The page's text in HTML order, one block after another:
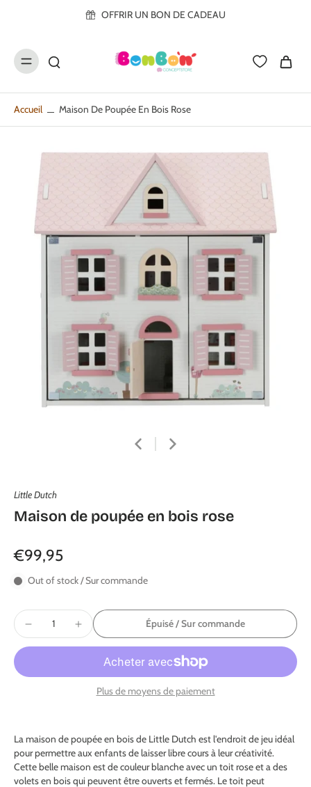
OFFRIR UN BON DE CADEAU
Accueil Maison De Poupée En Bois Rose
Little Dutch
Maison de poupée en bois rose
€99,95
Out of stock / Sur commande
Épuisé / Sur commande
Plus de moyens de paiement
La maison de poupée en bois de Little Dutch est l'endroit de jeu idéal
pour permettre aux enfants de laisser libre cours à leur créativité.
Cette belle maison est de couleur blanche avec un toit rose et a des
volets en bois qui peuvent être ouverts et fermés. Le toit peut